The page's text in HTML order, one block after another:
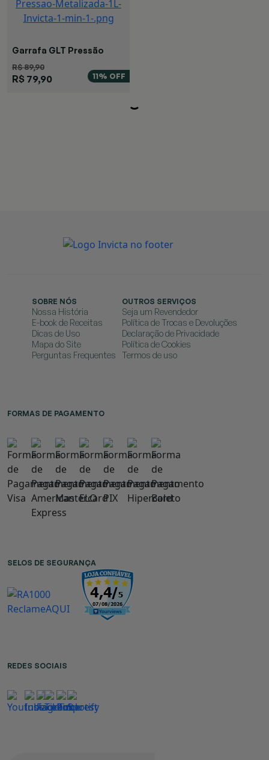
Garrafa GLT Pressão
Metalizada
R$ 89,90
R$ 79,90 11% OFF
SOBRE NÓS
Nossa História
E-book de Receitas
Dicas de Uso
Mapa do Site
Perguntas Frequentes
OUTROS SERVIÇOS
Seja um Revendedor
Política de Trocas e Devoluções
Declaração de Privacidade
Política de Cookies
Termos de uso
FORMAS DE PAGAMENTO
SELOS DE SEGURANÇA
REDES SOCIAIS